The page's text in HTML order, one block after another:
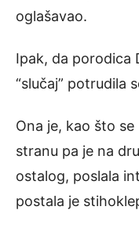
oglašavao.
Ipak, da porodica
“slučaj” potrudila
Ona je, kao što
stranu pa je na
ostalog, poslala
postala je